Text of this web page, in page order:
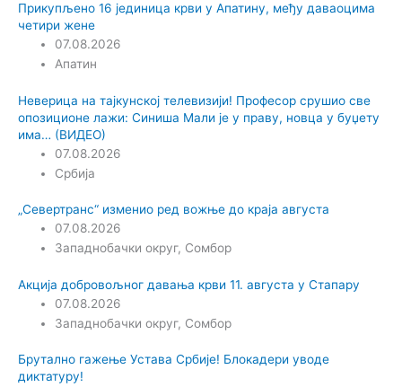
Прикупљено 16 јединица крви у Апатину, међу даваоцима
четири жене
07.08.2026
Апатин
Неверица на тајкунској телевизији! Професор срушио све
опозиционе лажи: Синиша Мали је у праву, новца у буџету
има… (ВИДЕО)
07.08.2026
Србија
„Севертранс“ изменио ред вожње до краја августа
07.08.2026
Западнобачки округ, Сомбор
Акција добровољног давања крви 11. августа у Стапару
07.08.2026
Западнобачки округ, Сомбор
Брутално гажење Устава Србије! Блокадери уводе
диктатуру!